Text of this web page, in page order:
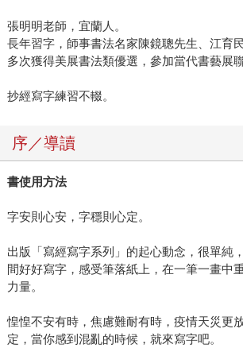
張明明老師，宜蘭人。
長年習字，師事書法名家陳鏡聰先生、江育民
多次獲得美展書法類優選，參加當代書藝展聯
抄經寫字練習不輟。
序／導讀
書使用方法
字安則心安，字穩則心定。
出版「寫經寫字系列」的起心動念，很單純
間好好寫字，感受筆落紙上，在一筆一畫中
力量。
惶惶不安有時，焦慮難耐有時，疫情天災更
定，當你感到混亂的時候，就來寫字吧。